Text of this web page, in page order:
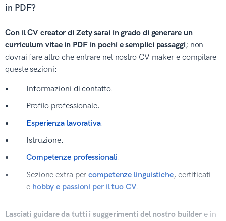
in PDF?
Con il CV creator di Zety sarai in grado di generare un
curriculum vitae in PDF in pochi e semplici passaggi; non
dovrai fare altro che entrare nel nostro CV maker e compilare
queste sezioni:
Informazioni di contatto.
Profilo professionale.
Esperienza lavorativa.
Istruzione.
Competenze professionali.
Sezione extra percompetenze linguistiche, certificati
e hobby e passioni per il tuo CV.
Lasciati guidare da tutti i suggerimenti del nostro buildere in